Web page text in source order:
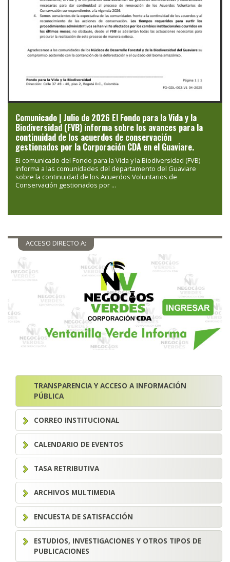
Comunicado | Julio de 2026 El Fondo para la Vida y la
Biodiversidad (FVB) informa sobre los avances para la
continuidad de los acuerdos de conservación
gestionados por la Corporación CDA en el Guaviare.
El comunicado del Fondo para la Vida y la Biodiversidad (FVB)
informa a las comunidades del departamento del Guaviare
sobre la continuidad de los Acuerdos Voluntarios de
Conservación gestionados por ...
PreviousNext
ACCESO DIRECTO A:
TRANSPARENCIA Y ACCESO A INFORMACIÓN
PÚBLICA
CORREO INSTITUCIONAL
CALENDARIO DE EVENTOS
TASA RETRIBUTIVA
ARCHIVOS MULTIMEDIA
ENCUESTA DE SATISFACCIÓN
ESTUDIOS, INVESTIGACIONES Y OTROS TIPOS DE
PUBLICACIONES